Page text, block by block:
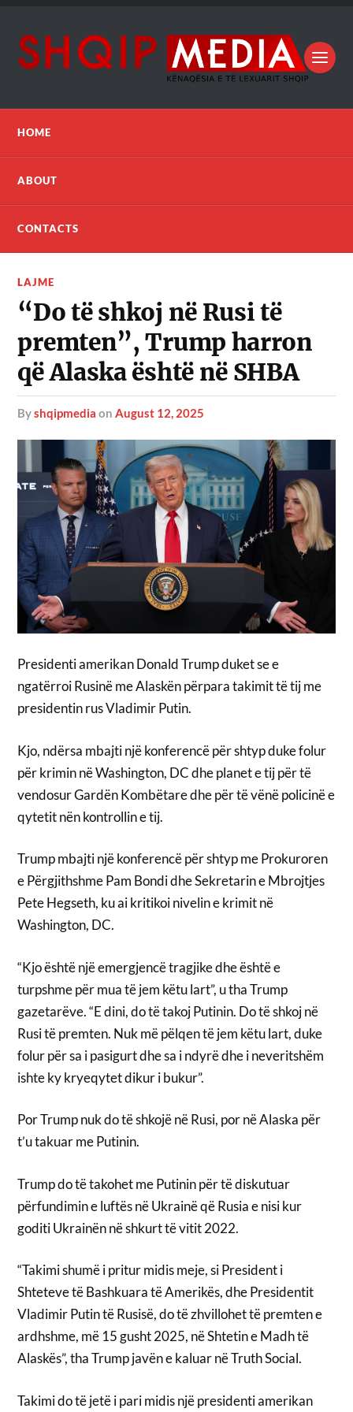
HOME
ABOUT
CONTACTS
LAJME
“Do të shkoj në Rusi të
premten”, Trump harron
që Alaska është në SHBA
byshqipmedia onAugust 12, 2025
Presidenti amerikan Donald Trump duket se e
ngatërroi Rusinë me Alaskën përpara takimit të tij me
presidentin rus Vladimir Putin.
Kjo, ndërsa mbajti një konferencë për shtyp duke folur
për krimin në Washington, DC dhe planet e tij për të
vendosur Gardën Kombëtare dhe për të vënë policinë e
qytetit nën kontrollin e tij.
Trump mbajti një konferencë për shtyp me Prokuroren
e Përgjithshme Pam Bondi dhe Sekretarin e Mbrojtjes
Pete Hegseth, ku ai kritikoi nivelin e krimit në
Washington, DC.
“Kjo është një emergjencë tragjike dhe është e
turpshme për mua të jem këtu lart”, u tha Trump
gazetarëve. “E dini, do të takoj Putinin. Do të shkoj në
Rusi të premten. Nuk më pëlqen të jem këtu lart, duke
folur për sa i pasigurt dhe sa i ndyrë dhe i neveritshëm
ishte ky kryeqytet dikur i bukur”.
Por Trump nuk do të shkojë në Rusi, por në Alaska për
t’u takuar me Putinin.
Trump do të takohet me Putinin për të diskutuar
përfundimin e luftës në Ukrainë që Rusia e nisi kur
goditi Ukrainën në shkurt të vitit 2022.
“Takimi shumë i pritur midis meje, si President i
Shteteve të Bashkuara të Amerikës, dhe Presidentit
Vladimir Putin të Rusisë, do të zhvillohet të premten e
ardhshme, më 15 gusht 2025, në Shtetin e Madh të
Alaskës”, tha Trump javën e kaluar në Truth Social.
Takimi do të jetë i pari midis një presidenti amerikan